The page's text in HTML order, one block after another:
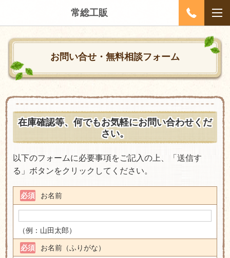
常総工販
お問い合せ・無料相談フォーム
在庫確認等、何でもお気軽にお問い合わせくだ
さい。
以下のフォームに必要事項をご記入の上、「送信す
る」ボタンをクリックしてください。
お名前
必須
（例：山田太郎）
お名前（ふりがな）
必須